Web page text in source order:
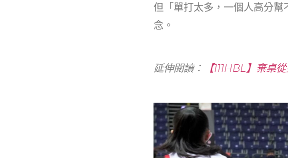
但「單打太多，一個人高分
念。
延伸閱讀： 【111HBL】棄桌